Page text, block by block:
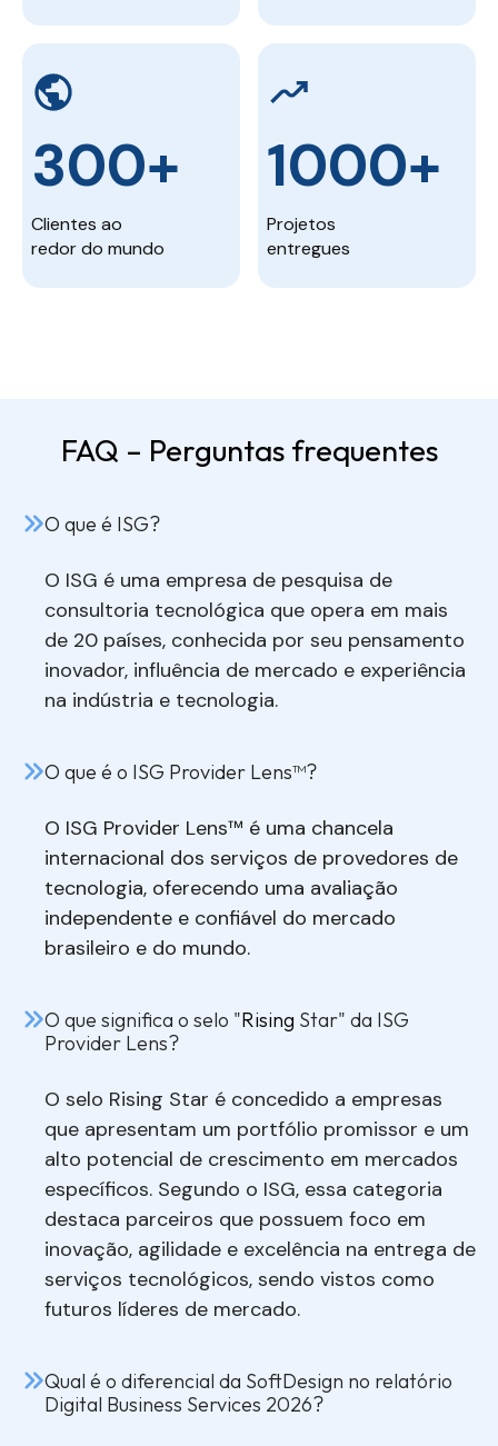
300+
Clientes ao
redor do mundo
1000+
Projetos
entregues
FAQ – Perguntas frequentes
O que é ISG?
O ISG é uma empresa de pesquisa de
consultoria tecnológica que opera em mais
de 20 países, conhecida por seu pensamento
inovador, influência de mercado e experiência
na indústria e tecnologia.
O que é o ISG Provider Lens™?
O ISG Provider Lens™ é uma chancela
internacional dos serviços de provedores de
tecnologia, oferecendo uma avaliação
independente e confiável do mercado
brasileiro e do mundo.
O que significa o selo "Rising Star" da ISG
Provider Lens?
O selo Rising Star é concedido a empresas
que apresentam um portfólio promissor e um
alto potencial de crescimento em mercados
específicos. Segundo o ISG, essa categoria
destaca parceiros que possuem foco em
inovação, agilidade e excelência na entrega de
serviços tecnológicos, sendo vistos como
futuros líderes de mercado.
Qual é o diferencial da SoftDesign no relatório
Digital Business Services 2026?